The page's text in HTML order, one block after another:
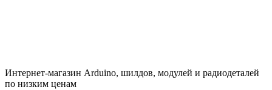
Интернет-магазин Arduino, шилдов, модулей и радиодеталей
по низким ценам